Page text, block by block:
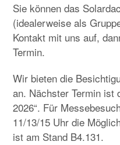
Sie können das
(idealerweise als
Kontakt mit uns auf,
Termin.
Wir bieten die
an. Nächster Termin ist
2026“. Für
11/13/15 Uhr die
ist am Stand B4.131.